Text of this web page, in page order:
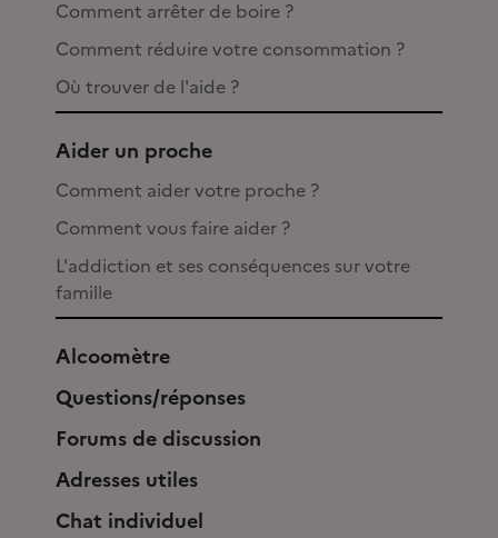
Comment arrêter de boire ?
Comment réduire votre consommation ?
Où trouver de l'aide ?
Aider un proche
Comment aider votre proche ?
Comment vous faire aider ?
L'addiction et ses conséquences sur votre
famille
Alcoomètre
Questions/réponses
Forums de discussion
Adresses utiles
Chat individuel